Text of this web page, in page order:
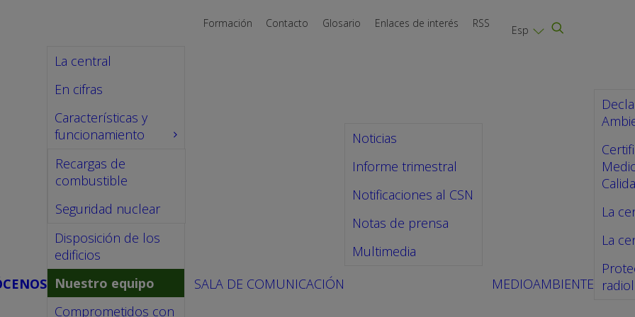
Formación Contacto Glosario Enlaces de interés RSS
Esp
La central
En cifras
Características y
funcionamiento
Recargas de
combustible
Seguridad nuclear
Disposición de los
edificios
Nuestro equipo
Comprometidos con
SALA DE COMUNICACIÓN
Noticias
Informe trimestral
Notificaciones al CSN
Notas de prensa
Multimedia
MEDIOAMBIENTE
La
La